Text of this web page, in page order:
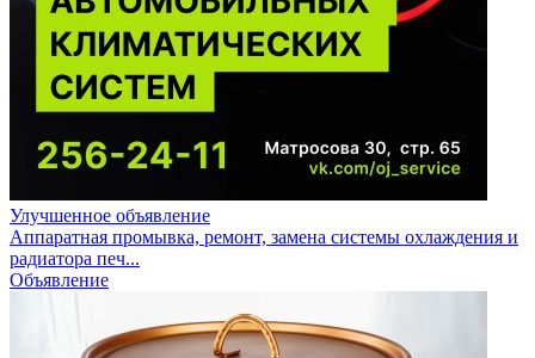
Улучшенное объявление
Аппаратная промывка, ремонт, замена системы охлаждения и
радиатора печ...
Объявление